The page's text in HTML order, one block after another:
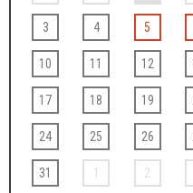
3 4 5
10 11 12
17 18 19
24 25 26
31 1 2